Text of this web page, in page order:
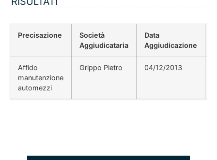
Precisazione
Società
Aggiudicataria
Data
Aggiudicazione
Affido
manutenzione
automezzi
Grippo Pietro 04/12/2013